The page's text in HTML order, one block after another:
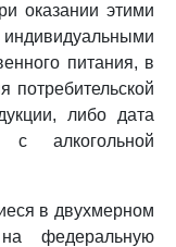
оказании этими
питания, в
потребительской
либо дата
с алкогольной
в двухмерном
федеральную